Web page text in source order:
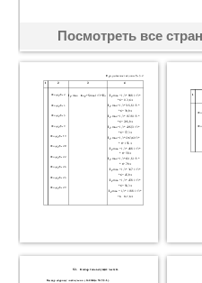
Посмотреть все